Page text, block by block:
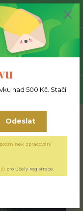
Menu
Hledat
0,00 Kč
nad 500 Kč. Stačí
Odeslat
podmínek zpracování
pro účely registrace.